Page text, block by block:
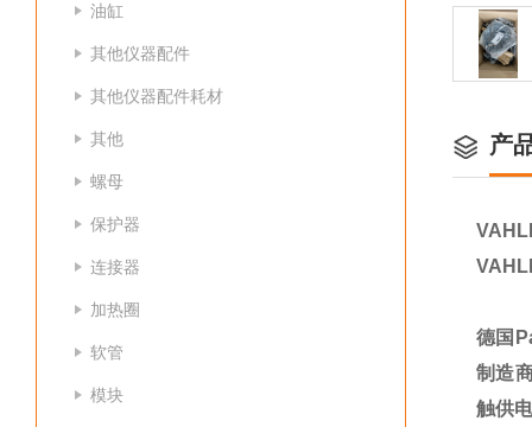
油缸
其他仪器配件
其他仪器配件耗材
其他
螺母
保护器
连接器
加热圈
软管
模块
产
德国
制造
触供